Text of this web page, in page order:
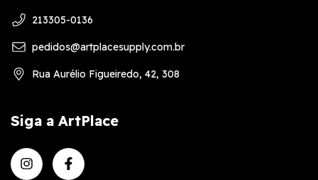
213305-0136
pedidos@artplacesupply.com.br
Rua Aurélio Figueiredo, 42, 308
Siga a ArtPlace